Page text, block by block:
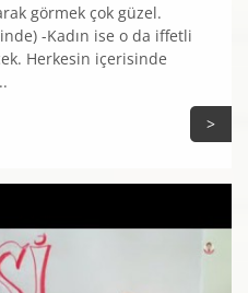
görmek çok güzel.
-Kadın ise o da iffetli
Herkesin içerisinde
>